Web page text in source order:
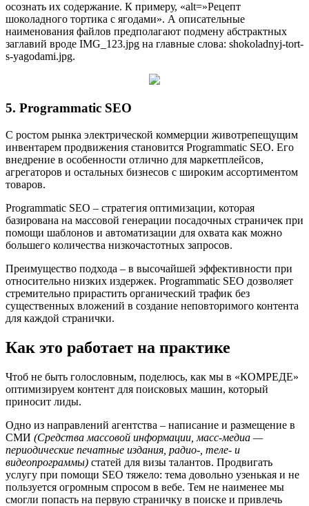
осознать их содержание. К примеру, «alt=»Рецепт
шоколадного тортика с ягодами». А описательные
наименования файлов предполагают подмену абстрактных
заглавий вроде IMG_123.jpg на главные слова: shokoladnyj-tort-
s-yagodami.jpg.
5. Programmatic SEO
С ростом рынка электрической коммерции животрепещущим
инвентарем продвижения становится Programmatic SEO. Его
внедрение в особенности отлично для маркетплейсов,
агрегаторов и остальных бизнесов с широким ассортиментом
товаров.
Programmatic SEO – стратегия оптимизации, которая
базирована на массовой генерации посадочных страничек при
помощи шаблонов и автоматизации для охвата как можно
большего количества низкочастотных запросов.
Преимущество подхода – в высочайшей эффективности при
относительно низких издержек. Programmatic SEO дозволяет
стремительно прирастить органический трафик без
существенных вложений в создание неповторимого контента
для каждой странички.
Как это работает на практике
Чтоб не быть голословным, поделюсь, как мы в «КОМРЕДЕ»
оптимизируем контент для поисковых машин, который
приносит лиды.
Одно из направлений агентства – написание и размещение в
СМИ (Средства массовой информации, масс-медиа —
периодические печатные издания, радио-, теле- и
видеопрограммы) статей для визы талантов. Продвигать
услугу при помощи SEO тяжело: тема довольно узенькая и не
пользуется огромным спросом в вебе. Тем не наименее мы
смогли попасть на первую страничку в поиске и привлечь